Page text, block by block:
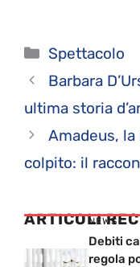
Categorie
Spettacolo
Barbara
ultima storia
Amadeus,
colpito: il
ARTICOLINEWS
Debiti
regola